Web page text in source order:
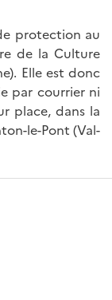
protection au
de la Culture
Elle est donc
par courrier ni
place, dans la
le-Pont (Val-